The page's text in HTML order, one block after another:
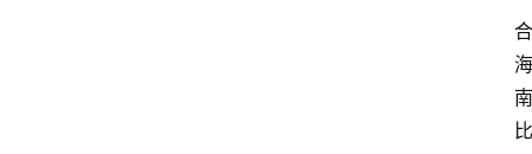
合
海
南
比